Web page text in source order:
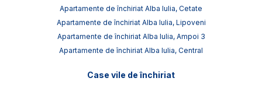
Apartamente de închiriat Alba Iulia, Cetate
Apartamente de închiriat Alba Iulia, Lipoveni
Apartamente de închiriat Alba Iulia, Ampoi 3
Apartamente de închiriat Alba Iulia, Central
Case vile de închiriat